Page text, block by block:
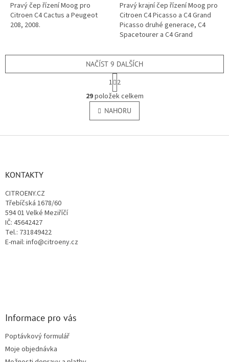
Pravý čep řízení Moog pro
Citroen C4 Cactus a Peugeot
208, 2008.
Pravý krajní čep řízení Moog pro
Citroen C4 Picasso a C4 Grand
Picasso druhé generace, C4
Spacetourer a C4 Grand
generace a C4 Cactus. (Peugeot
508...
O
v
l
á
NAČÍST 9 DALŠÍCH
S
t
r
á
n
k
v
1 2
29položek celkem
NAHORU
KONTAKTY
CITROENY.CZ
Třebíčská 1678/60
594 01 Velké Meziříčí
IČ: 45642427
Tel.: 731849422
E-mail: info@citroeny.cz
Informace pro vás
Poptávkový formulář
Moje objednávka